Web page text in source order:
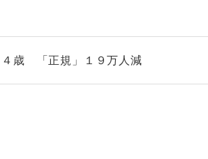
歳 「正規」１９万人減